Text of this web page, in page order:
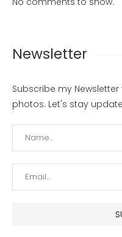
Newsletter
Subscribe my
photos. Let's stay